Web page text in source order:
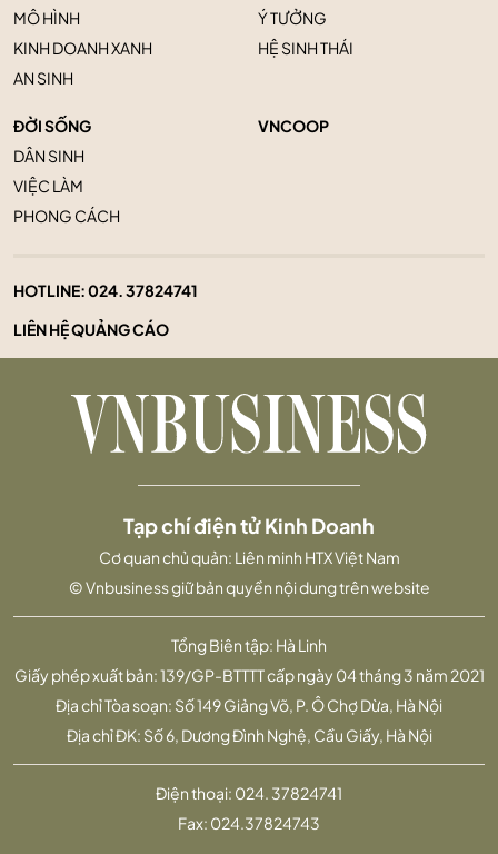
MÔ HÌNH
KINH DOANH XANH
AN SINH
Ý TƯỞNG
HỆ SINH THÁI
ĐỜI SỐNG
DÂN SINH
VIỆC LÀM
PHONG CÁCH
VNCOOP
HOTLINE:024. 37824741
LIÊN HỆ QUẢNG CÁO
Tổng Biên tập: Hà Linh
Giấy phép xuất bản: 139/GP-BTTTT cấp ngày 04 tháng 3 năm 2021
Địa chỉ Tòa soạn: Số 149 Giảng Võ, P. Ô Chợ Dừa, Hà Nội
Địa chỉ ĐK: Số 6, Dương Đình Nghệ, Cầu Giấy, Hà Nội
Tạp chí điện tử Kinh Doanh
Cơ quan chủ quản: Liên minh HTX Việt Nam
© Vnbusiness giữ bản quyền nội dung trên website
Điện thoại: 024. 37824741
Fax: 024.37824743